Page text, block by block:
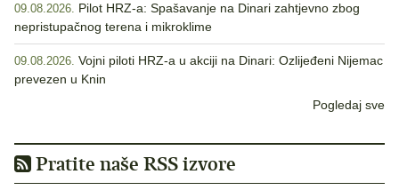
09.08.2026. Pilot HRZ-a: Spašavanje na Dinari zahtjevno zbog
nepristupačnog terena i mikroklime
09.08.2026. Vojni piloti HRZ-a u akciji na Dinari: Ozlijeđeni Nijemac
prevezen u Knin
Pogledaj sve
Pratite naše RSS izvore